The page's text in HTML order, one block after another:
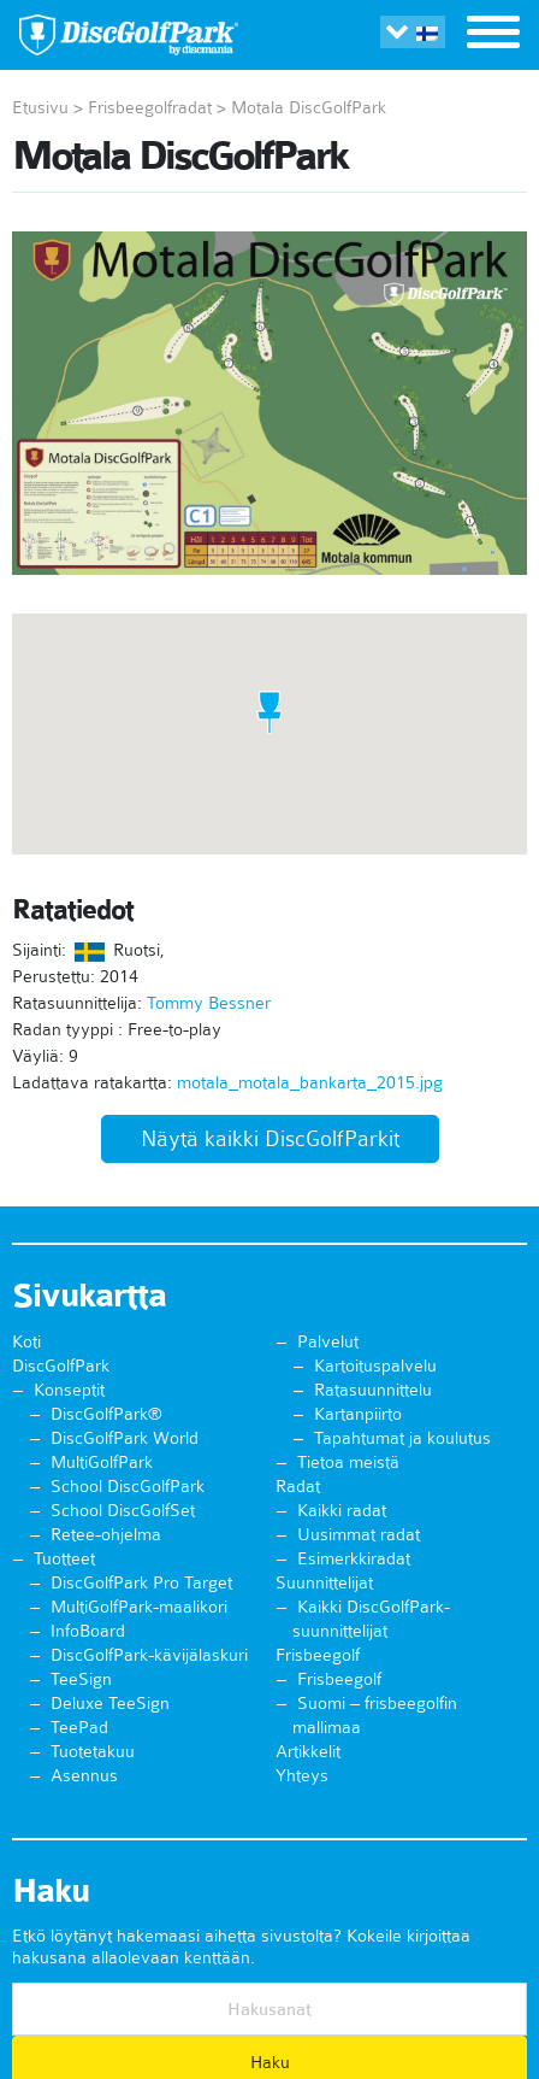
Etusivu > Frisbeegolfradat > Motala DiscGolfPark
Motala DiscGolfPark
Ratatiedot
Sijainti:
Ruotsi,
Perustettu: 2014
Ratasuunnittelija: Tommy Bessner
Radan tyyppi : Free-to-play
Väyliä: 9
Ladattava ratakartta: motala_motala_bankarta_2015.jpg
Näytä kaikki DiscGolfParkit
Sivukartta
Koti
DiscGolfPark
Konseptit
DiscGolfPark®
DiscGolfPark World
MultiGolfPark
School DiscGolfPark
School DiscGolfSet
Retee-ohjelma
Tuotteet
DiscGolfPark Pro Target
MultiGolfPark-maalikori
InfoBoard
DiscGolfPark-kävijälaskuri
TeeSign
Deluxe TeeSign
TeePad
Tuotetakuu
Asennus
Palvelut
Kartoituspalvelu
Ratasuunnittelu
Kartanpiirto
Tapahtumat ja koulutus
Tietoa meistä
Radat
Kaikki radat
Uusimmat radat
Esimerkkiradat
Suunnittelijat
Kaikki DiscGolfPark-
suunnittelijat
Frisbeegolf
Frisbeegolf
Suomi – frisbeegolfin
mallimaa
Artikkelit
Yhteys
Haku
Etkö löytänyt hakemaasi aihetta sivustolta? Kokeile kirjoittaa
hakusana allaolevaan kenttään.